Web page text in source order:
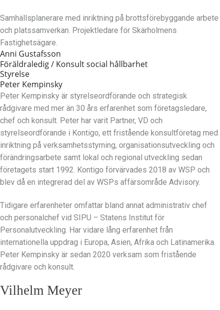
Samhällsplanerare med inriktning på brottsförebyggande arbete
och platssamverkan. Projektledare för Skärholmens
Fastighetsägare.
Anni Gustafsson
Föräldraledig / Konsult social hållbarhet
Styrelse
Peter Kempinsky
Peter Kempinsky är styrelseordförande och strategisk
rådgivare med mer än 30 års erfarenhet som företagsledare,
chef och konsult. Peter har varit Partner, VD och
styrelseordförande i Kontigo, ett fristående konsultföretag med
inriktning på verksamhetsstyrning, organisationsutveckling och
förändringsarbete samt lokal och regional utveckling sedan
företagets start 1992. Kontigo förvärvades 2018 av WSP och
blev då en integrerad del av WSPs affärsområde Advisory.
Tidigare erfarenheter omfattar bland annat administrativ chef
och personalchef vid SIPU – Statens Institut för
Personalutveckling. Har vidare lång erfarenhet från
internationella uppdrag i Europa, Asien, Afrika och Latinamerika.
Peter Kempinsky är sedan 2020 verksam som fristående
rådgivare och konsult.
Vilhelm Meyer